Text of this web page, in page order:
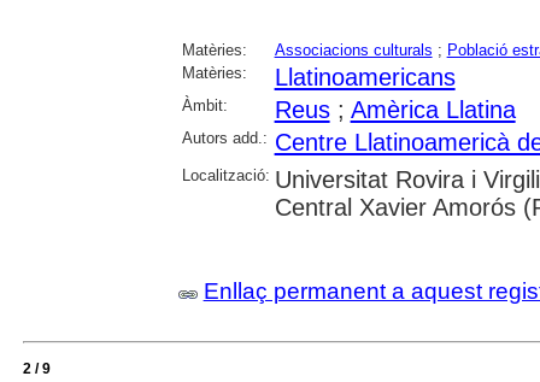
Matèries: Associacions culturals ; Població
Matèries:
Llatinoamericans
Àmbit: Reus; Amèrica Llatina
Autors add.: Centre Llatinoamericà
Localització: Universitat Rovira i
Central Xavier Amorós
Enllaç permanent a aquest
2 / 9